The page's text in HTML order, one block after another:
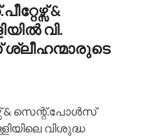
&
വി.
& സെന്റ്.പോൾസ്
വിശുദ്ധ